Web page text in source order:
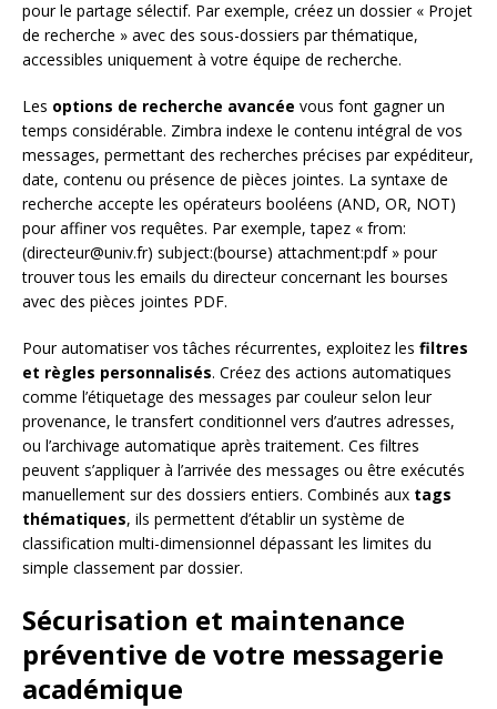
pour le partage sélectif. Par exemple, créez un dossier « Projet
de recherche » avec des sous-dossiers par thématique,
accessibles uniquement à votre équipe de recherche.
Les options de recherche avancée vous font gagner un
temps considérable. Zimbra indexe le contenu intégral de vos
messages, permettant des recherches précises par expéditeur,
date, contenu ou présence de pièces jointes. La syntaxe de
recherche accepte les opérateurs booléens (AND, OR, NOT)
pour affiner vos requêtes. Par exemple, tapez « from:
(directeur@univ.fr) subject:(bourse) attachment:pdf » pour
trouver tous les emails du directeur concernant les bourses
avec des pièces jointes PDF.
Pour automatiser vos tâches récurrentes, exploitez les filtres
et règles personnalisés. Créez des actions automatiques
comme l’étiquetage des messages par couleur selon leur
provenance, le transfert conditionnel vers d’autres adresses,
ou l’archivage automatique après traitement. Ces filtres
peuvent s’appliquer à l’arrivée des messages ou être exécutés
manuellement sur des dossiers entiers. Combinés aux tags
thématiques, ils permettent d’établir un système de
classification multi-dimensionnel dépassant les limites du
simple classement par dossier.
Sécurisation et maintenance
préventive de votre messagerie
académique